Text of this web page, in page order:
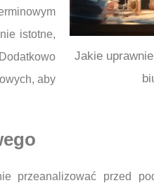
Jakie
istotne,
aby
przeanalizować przed